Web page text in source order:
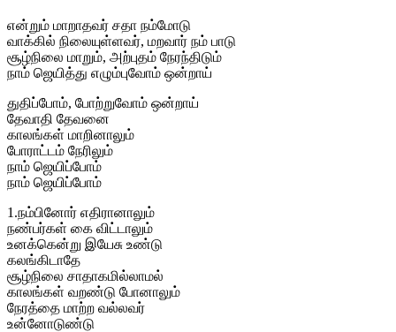
என்றும் மாறாதவர் சதா நம்மோடு
வாக்கில் நிலையுள்ளவர், மறவார் நம் பாடு
சூழ்நிலை மாறும், அற்புதம் நேரந்திடும்
நாம் ஜெயித்து எழும்புவோம் ஒன்றாய்
துதிப்போம், போற்றுவோம் ஒன்றாய்
தேவாதி தேவனை
காலங்கள் மாறினாலும்
போராட்டம் நேரிலும்
நாம் ஜெயிப்போம்
நாம் ஜெயிப்போம்
1.நம்பினோர் எதிரானாலும்
நண்பர்கள் கை விட்டாலும்
உனக்கென்று இயேசு உண்டு
கலங்கிடாதே
சூழ்நிலை சாதாகமில்லாமல்
காலங்கள் வறண்டு போனாலும்
நேரத்தை மாற்ற வல்லவர்
உன்னோடுண்டு